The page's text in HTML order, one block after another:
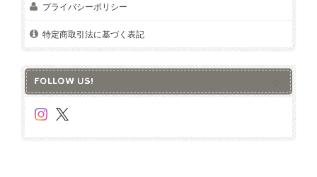
プライバシーポリシー
特定商取引法に基づく表記
FOLLOW US!